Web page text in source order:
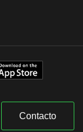
Contacto